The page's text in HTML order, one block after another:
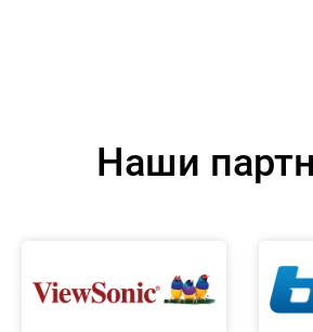
Наши